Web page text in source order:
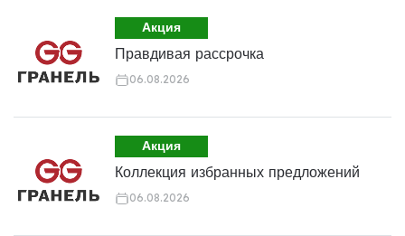
Акция
Правдивая рассрочка
06.08.2026
Акция
Коллекция избранных предложений
06.08.2026